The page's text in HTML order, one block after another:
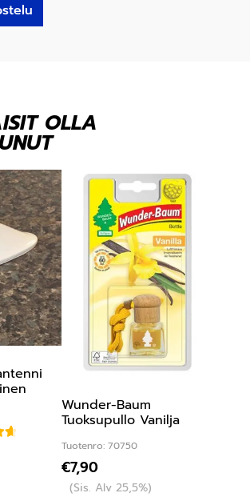
OLLA
Wunder-Baum
Tuoksupullo Vanilja
Tuotenro: 70750
€7,90
(Sis. Alv 25,5%)